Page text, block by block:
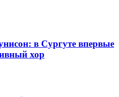
в Сургуте впервые
хор